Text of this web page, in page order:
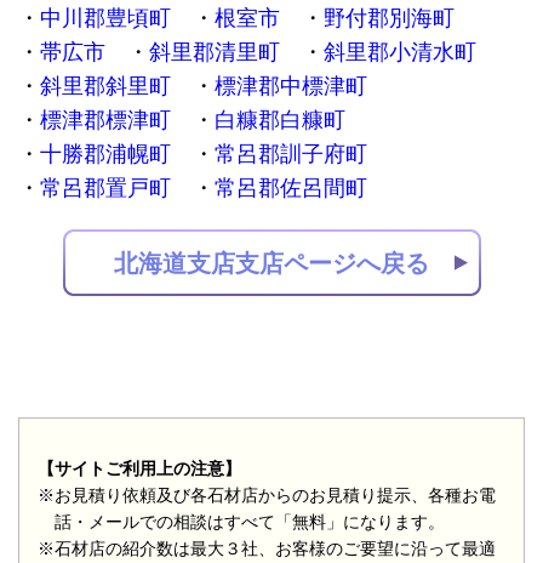
中川郡豊頃町
根室市
野付郡別海町
帯広市
斜里郡清里町
斜里郡小清水町
斜里郡斜里町
標津郡中標津町
標津郡標津町
白糠郡白糠町
十勝郡浦幌町
常呂郡訓子府町
常呂郡置戸町
常呂郡佐呂間町
北海道支店支店ページへ戻る
【サイトご利用上の注意】
※お見積り依頼及び各石材店からのお見積り提示、各種お電
話・メールでの相談はすべて「無料」になります。
※石材店の紹介数は最大３社、お客様のご要望に沿って最適